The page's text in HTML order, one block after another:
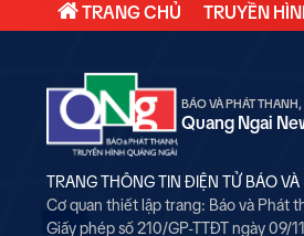
TRANG CHỦ TRUYỀN
BÁO VÀ PHÁT
Quang Ngai
TRANG THÔNG TIN ĐIỆN TỬ BÁO
Cơ quan thiết lập trang: Báo và Phát
Giấy phép số 210/GP-TTĐT ngày 09/